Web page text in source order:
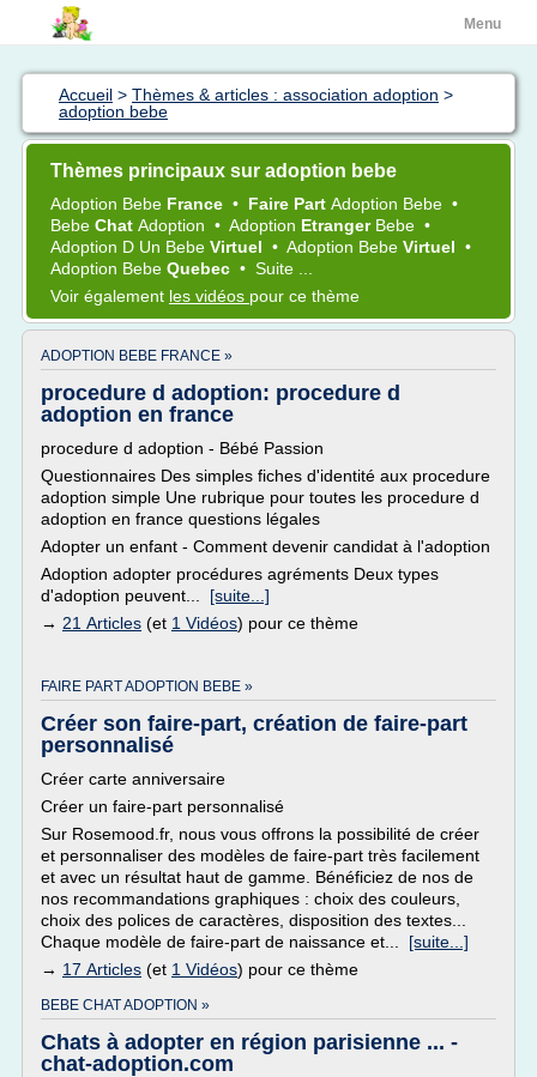
Menu
Accueil > Thèmes & articles : association adoption >
adoption bebe
Thèmes principaux sur adoption bebe
Adoption Bebe France • Faire Part Adoption Bebe •
Bebe Chat Adoption • Adoption Etranger Bebe •
Adoption D Un Bebe Virtuel • Adoption Bebe Virtuel •
Adoption Bebe Quebec • Suite ...
Voir également les vidéos pour ce thème
ADOPTION BEBE FRANCE »
procedure d adoption: procedure d
adoption en france
procedure d adoption - Bébé Passion
Questionnaires Des simples fiches d'identité aux procedure
adoption simple Une rubrique pour toutes les procedure d
adoption en france questions légales
Adopter un enfant - Comment devenir candidat à l'adoption
Adoption adopter procédures agréments Deux types
d'adoption peuvent... [suite...]
→ 21 Articles (et 1 Vidéos) pour ce thème
FAIRE PART ADOPTION BEBE »
Créer son faire-part, création de faire-part
personnalisé
Créer carte anniversaire
Créer un faire-part personnalisé
Sur Rosemood.fr, nous vous offrons la possibilité de créer
et personnaliser des modèles de faire-part très facilement
et avec un résultat haut de gamme. Bénéficiez de nos de
nos recommandations graphiques : choix des couleurs,
choix des polices de caractères, disposition des textes...
Chaque modèle de faire-part de naissance et... [suite...]
→ 17 Articles (et 1 Vidéos) pour ce thème
BEBE CHAT ADOPTION »
Chats à adopter en région parisienne ... -
chat-adoption.com